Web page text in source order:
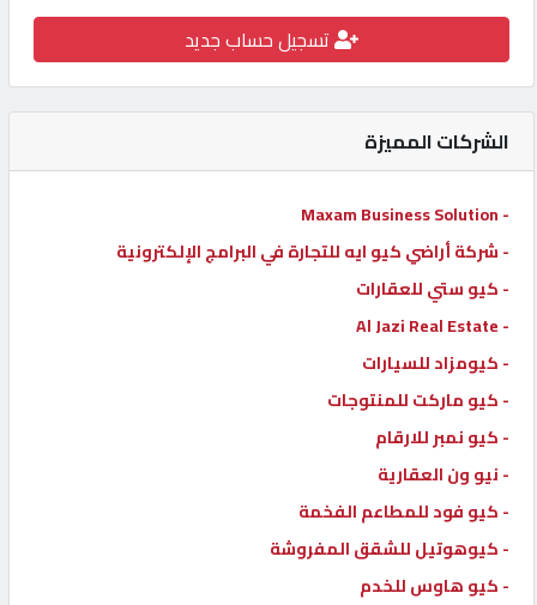
كيو
كارز
كيو
ماركت
الدليل
القطري
POWERED
QHOST
تسجيل حساب جديد
الشركات المميزة
- Maxam Business Solution
- شركة أراضي كيو ايه للتجارة في البرامج الإلكترونية
- كيو ستي للعقارات
- Al Jazi Real Estate
- كيومزاد للسيارات
- كيو ماركت للمنتوجات
- كيو نمبر للارقام
- نيو ون العقارية
- كيو فود للمطاعم الفخمة
- كيوهوتيل للشقق المفروشة
- كيو هاوس للخدم